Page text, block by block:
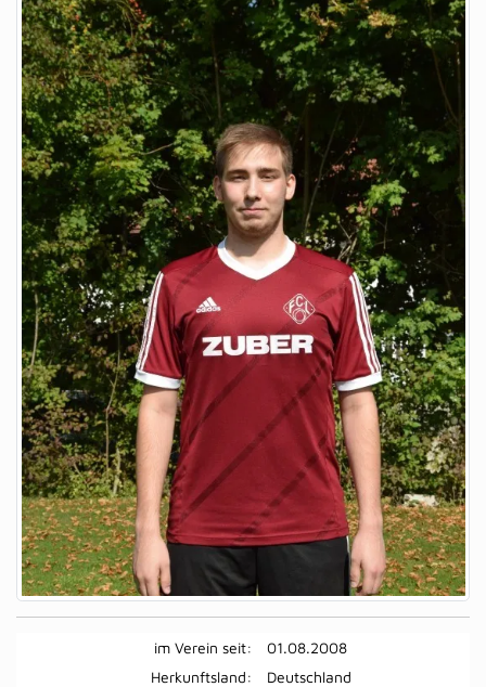
im Verein seit:
01.08.2008
Herkunftsland:
Deutschland